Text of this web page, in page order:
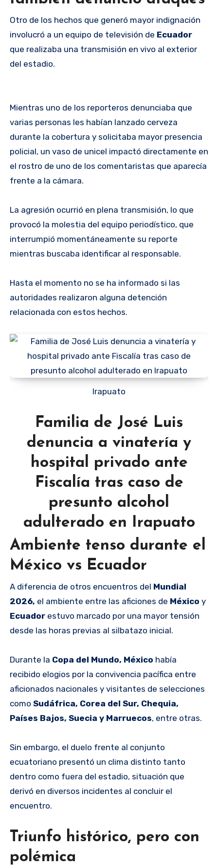
Otro de los hechos que generó mayor indignación
involucró a un equipo de televisión de Ecuador
que realizaba una transmisión en vivo al exterior
del estadio.
Mientras uno de los reporteros denunciaba que
varias personas les habían lanzado cerveza
durante la cobertura y solicitaba mayor presencia
policial, un vaso de unicel impactó directamente en
el rostro de uno de los comentaristas que aparecía
frente a la cámara.
La agresión ocurrió en plena transmisión, lo que
provocó la molestia del equipo periodístico, que
interrumpió momentáneamente su reporte
mientras buscaba identificar al responsable.
Hasta el momento no se ha informado si las
autoridades realizaron alguna detención
relacionada con estos hechos.
Irapuato
Familia de José Luis
denuncia a vinatería y
hospital privado ante
Fiscalía tras caso de
presunto alcohol
adulterado en Irapuato
Ambiente tenso durante el
México vs Ecuador
A diferencia de otros encuentros del Mundial
2026, el ambiente entre las aficiones de México y
Ecuador estuvo marcado por una mayor tensión
desde las horas previas al silbatazo inicial.
Durante la Copa del Mundo, México había
recibido elogios por la convivencia pacífica entre
aficionados nacionales y visitantes de selecciones
como Sudáfrica, Corea del Sur, Chequia,
Países Bajos, Suecia y Marruecos, entre otras.
Sin embargo, el duelo frente al conjunto
ecuatoriano presentó un clima distinto tanto
dentro como fuera del estadio, situación que
derivó en diversos incidentes al concluir el
encuentro.
Triunfo histórico, pero con
polémica